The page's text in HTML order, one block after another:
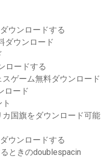
ウンロードする
ダウンロード
ロードする
ゲーム無料ダウンロード
ロード
国旗をダウンロード可能
ウンロードする
ときのdoublespacin